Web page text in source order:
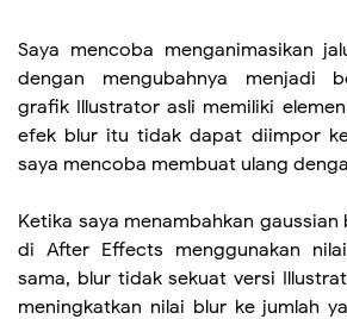
Saya mencoba menganimasikan
dengan mengubahnya menjadi
grafik Illustrator asli memiliki
efek blur itu tidak dapat diimpor
saya mencoba membuat ulang
Ketika saya menambahkan
di After Effects menggunakan
sama, blur tidak sekuat versi
meningkatkan nilai blur ke jumlah